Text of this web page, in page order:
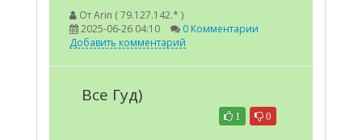
ОтArin ( 79.127.142.* )
2025-06-26 04:10
0 Комментарии
Добавить комментарий
Все Гуд)
0
1